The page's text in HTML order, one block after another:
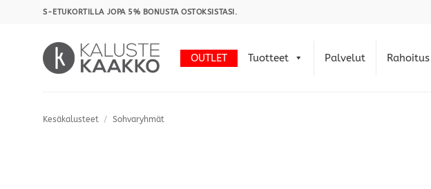
S-ETUKORTILLA JOPA 5% BONUSTA OSTOKSISTASI.
OUTLET Tuotteet Palvelut Rahoitus
Kesäkalusteet / Sohvaryhmät